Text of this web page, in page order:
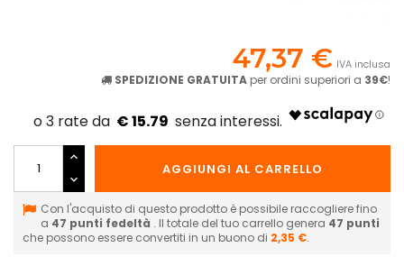
47,37 € IVA inclusa
SPEDIZIONE GRATUITA per ordini superiori a 39€!
€ 15.79
AGGIUNGI AL CARRELLO
Con l'acquisto di questo prodotto è possibile raccogliere fino
a 47 punti fedeltà . Il totale del tuo carrello genera 47 punti
che possono essere convertiti in un buono di 2,35 €.